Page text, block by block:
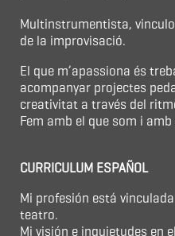
Multinstrumentista,
de la improvisació.
El que m’apassiona és
acompanyar projectes
creativitat a través del
Fem amb el que som i
CURRICULUM ESPAÑOL
Mi profesión está
teatro.
Mi visión e inquietudes en